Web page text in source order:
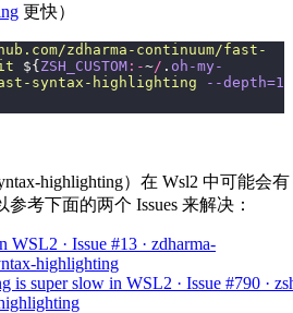
更快）
zdharma-continuum/fast-
${ ZSH_CUSTOM :-~/ . oh-my-
syntax-highlighting --depth=1
highlighting）在 Wsl2 中可能会有
考下面的两个 Issues 来解决：
WSL2 · Issue #13 · zdharma-
highlighting
is super slow in WSL2 · Issue #790 ·